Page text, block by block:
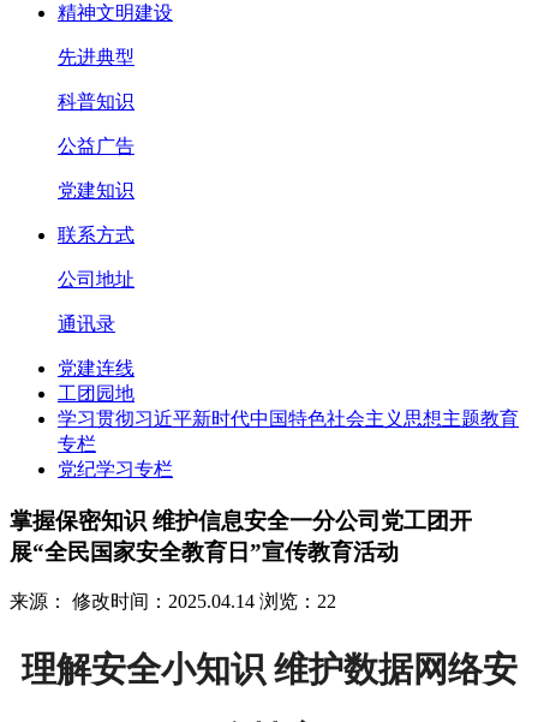
精神文明建设
先进典型
科普知识
公益广告
党建知识
联系方式
公司地址
通讯录
党建连线
工团园地
学习贯彻习近平新时代中国特色社会主义思想主题教育
专栏
党纪学习专栏
掌握保密知识 维护信息安全一分公司党工团开
展“全民国家安全教育日”宣传教育活动
来源： 修改时间：2025.04.14 浏览：22
理解安全小知识 维护数据网络安